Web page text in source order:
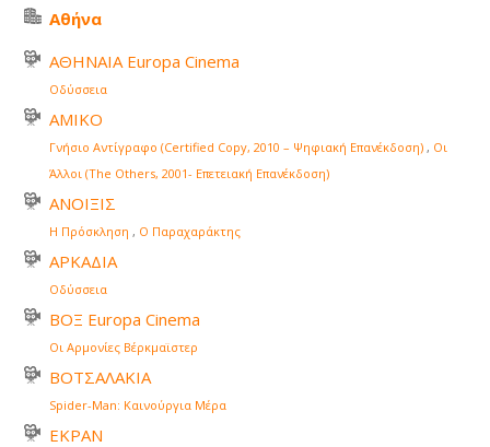
Αθήνα
ΑΘΗΝΑΙΑ Europa Cinema
Οδύσσεια
ΑΜΙΚΟ
Γνήσιο Αντίγραφο (Certified Copy, 2010 – Ψηφιακή Επανέκδοση) , Οι
Άλλοι (The Others, 2001- Επετειακή Επανέκδοση)
ΑΝΟΙΞΙΣ
Η Πρόσκληση , Ο Παραχαράκτης
ΑΡΚΑΔΙΑ
Οδύσσεια
ΒΟΞ Europa Cinema
Οι Αρμονίες Βέρκμαϊστερ
ΒΟΤΣΑΛΑΚΙΑ
Spider-Man: Καινούργια Μέρα
ΕΚΡΑΝ